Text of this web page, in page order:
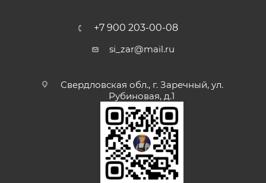
+7 900 203-00-08
si_zar@mail.ru
Свердловская обл., г. Заречный, ул.
Рубиновая, д.1